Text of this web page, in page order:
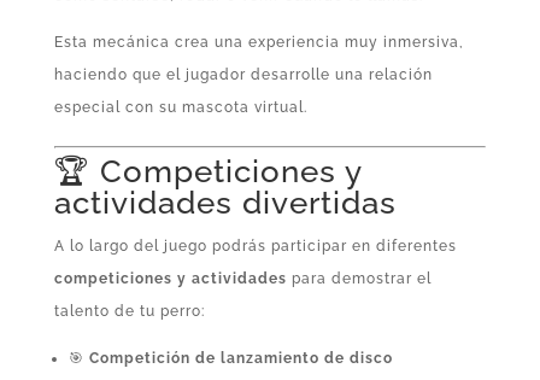
Esta mecánica crea una experiencia muy inmersiva,
haciendo que el jugador desarrolle una relación
especial con su mascota virtual.
🏆 Competiciones y
actividades divertidas
A lo largo del juego podrás participar en diferentes
competiciones y actividades para demostrar el
talento de tu perro:
🎯 Competición de lanzamiento de disco